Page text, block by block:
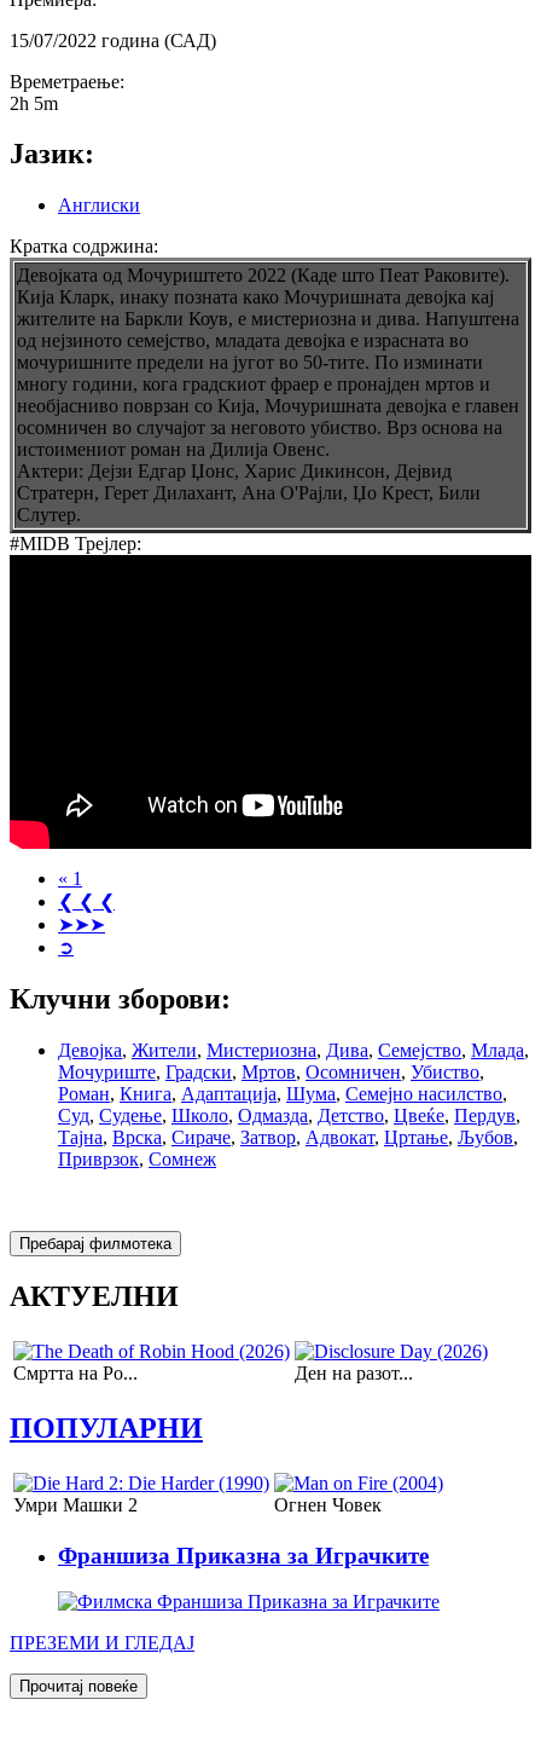
15/07/2022 година (САД)
Времетраење:
2h 5m
Јазик:
Англиски
Кратка содржина:
Девојката од Мочуриштето 2022 (Каде што Пеат Раковите).
Кија Кларк, инаку позната како Мочуришната девојка кај
жителите на Баркли Коув, е мистериозна и дива. Напуштена
од нејзиното семејство, младата девојка е израсната во
мочуришните предели на југот во 50-тите. По изминати
многу години, кога градскиот фраер е пронајден мртов и
необјасниво поврзан со Кија, Мочуришната девојка е главен
осомничен во случајот за неговото убиство. Врз основа на
истоимениот роман на Дилија Овенс.
Актери: Дејзи Едгар Џонс, Харис Дикинсон, Дејвид
Стратерн, Герет Дилахант, Ана О'Рајли, Џо Крест, Били
Слутер.
#MIDB Трејлер:
« 1
❮ ❮ ❮
➤➤➤
➲
Клучни зборови:
Девојка, Жители, Мистериозна, Дива, Семејство, Млада,
Мочуриште, Градски, Мртов, Осомничен, Убиство,
Роман, Книга, Адаптација, Шума, Семејно насилство,
Суд, Судење, Школо, Одмазда, Детство, Цвеќе, Пердув,
Тајна, Врска, Сираче, Затвор, Адвокат, Цртање, Љубов,
Приврзок, Сомнеж
АКТУЕЛНИ
Смртта на Ро... Ден на разот...
ПОПУЛАРНИ
Умри Машки 2 Огнeн Чoвeк
Франшиза Приказна за Играчките
ПРЕЗЕМИ И ГЛЕДАЈ